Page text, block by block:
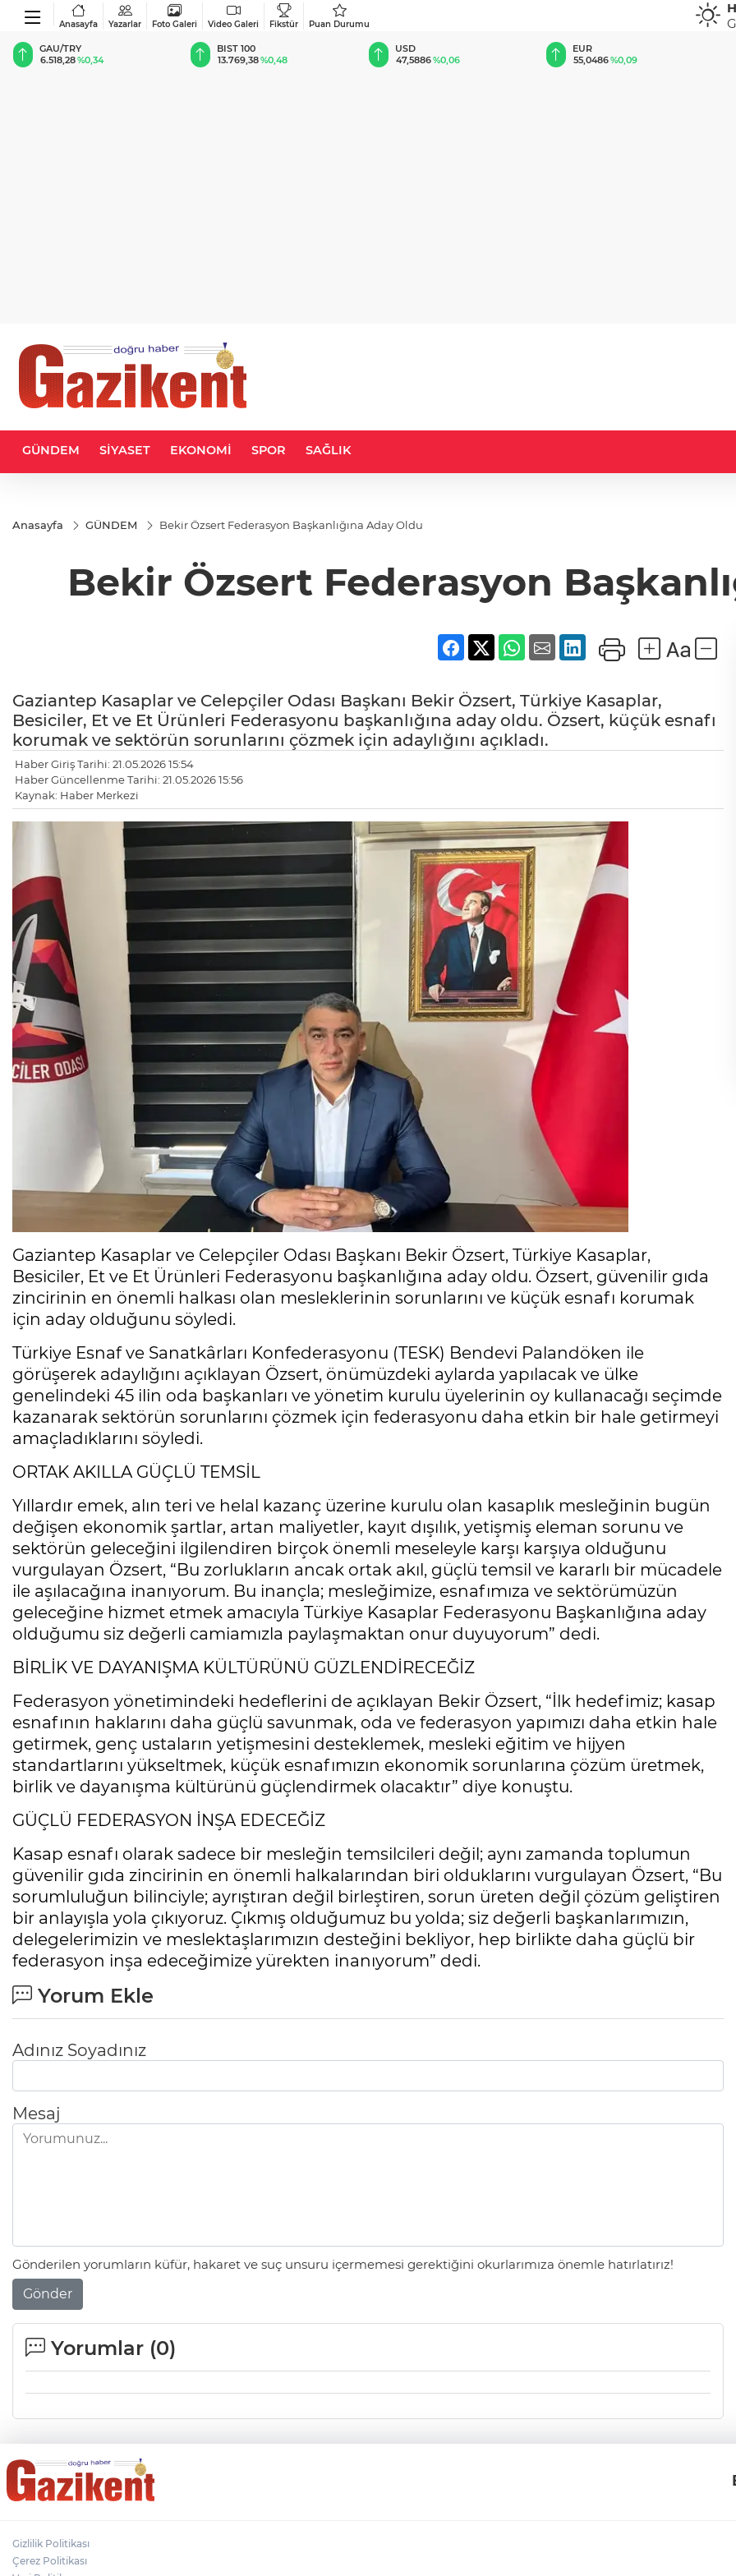
Anasayfa Yazarlar Foto Galeri Video Galeri Fikstür Puan Durumu
BIST 100
13.769,38%0,48
USD
47,5886%0,06
EUR
55,0486 %0,09
GBP
64,2295 %0,23
GÜNDEM SİYASET EKONOMİ SPOR SAĞLIK
Anasayfa GÜNDEM Bekir Özsert Federasyon Başkanlığına Aday Oldu
Bekir Özsert Federasyon
Gaziantep Kasaplar ve Celepçiler Odası Başkanı Bekir Özsert, Türkiye Kasaplar,
Besiciler, Et ve Et Ürünleri Federasyonu başkanlığına aday oldu. Özsert, küçük esnafı
korumak ve sektörün sorunlarını çözmek için adaylığını açıkladı.
Haber Giriş Tarihi: 21.05.2026 15:54
Haber Güncellenme Tarihi: 21.05.2026 15:56
Kaynak: Haber Merkezi
Gaziantep Kasaplar ve Celepçiler Odası Başkanı Bekir Özsert, Türkiye Kasaplar,
Besiciler, Et ve Et Ürünleri Federasyonu başkanlığına aday oldu. Özsert, güvenilir gıda
zincirinin en önemli halkası olan mesleklerinin sorunlarını ve küçük esnafı korumak
için aday olduğunu söyledi.
Türkiye Esnaf ve Sanatkârları Konfederasyonu (TESK) Bendevi Palandöken ile
görüşerek adaylığını açıklayan Özsert, önümüzdeki aylarda yapılacak ve ülke
genelindeki 45 ilin oda başkanları ve yönetim kurulu üyelerinin oy kullanacağı seçimde
kazanarak sektörün sorunlarını çözmek için federasyonu daha etkin bir hale getirmeyi
amaçladıklarını söyledi.
ORTAK AKILLA GÜÇLÜ TEMSİL
Yıllardır emek, alın teri ve helal kazanç üzerine kurulu olan kasaplık mesleğinin bugün
değişen ekonomik şartlar, artan maliyetler, kayıt dışılık, yetişmiş eleman sorunu ve
sektörün geleceğini ilgilendiren birçok önemli meseleyle karşı karşıya olduğunu
vurgulayan Özsert, “Bu zorlukların ancak ortak akıl, güçlü temsil ve kararlı bir mücadele
ile aşılacağına inanıyorum. Bu inançla; mesleğimize, esnafımıza ve sektörümüzün
geleceğine hizmet etmek amacıyla Türkiye Kasaplar Federasyonu Başkanlığına aday
olduğumu siz değerli camiamızla paylaşmaktan onur duyuyorum” dedi.
BİRLİK VE DAYANIŞMA KÜLTÜRÜNÜ GÜZLENDİRECEĞİZ
Federasyon yönetimindeki hedeflerini de açıklayan Bekir Özsert, “İlk hedefimiz; kasap
esnafının haklarını daha güçlü savunmak, oda ve federasyon yapımızı daha etkin hale
getirmek, genç ustaların yetişmesini desteklemek, mesleki eğitim ve hijyen
standartlarını yükseltmek, küçük esnafımızın ekonomik sorunlarına çözüm üretmek,
birlik ve dayanışma kültürünü güçlendirmek olacaktır” diye konuştu.
GÜÇLÜ FEDERASYON İNŞA EDECEĞİZ
Kasap esnafı olarak sadece bir mesleğin temsilcileri değil; aynı zamanda toplumun
güvenilir gıda zincirinin en önemli halkalarından biri olduklarını vurgulayan Özsert, “Bu
sorumluluğun bilinciyle; ayrıştıran değil birleştiren, sorun üreten değil çözüm geliştiren
bir anlayışla yola çıkıyoruz. Çıkmış olduğumuz bu yolda; siz değerli başkanlarımızın,
delegelerimizin ve meslektaşlarımızın desteğini bekliyor, hep birlikte daha güçlü bir
federasyon inşa edeceğimize yürekten inanıyorum” dedi.
Yorum Ekle
Adınız Soyadınız
Mesaj
Gönderilen yorumların küfür, hakaret ve suç unsuru içermemesi gerektiğini okurlarımıza önemle hatırlatırız!
Gönder
Yorumlar (0)
Gizlilik Politikası
Çerez Politikası